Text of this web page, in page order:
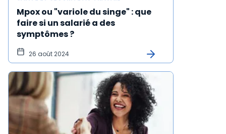
Mpox ou "variole du singe" : que
faire si un salarié a des
symptômes ?
26 août 2024